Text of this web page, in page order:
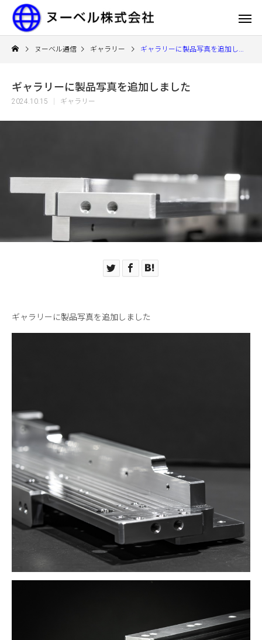
ヌーベル通信 ギャラリー ギャラリーに製品写真を追加しました
ギャラリーに製品写真を追加しました
2024.10.15 ギャラリー
ギャラリーに製品写真を追加しました